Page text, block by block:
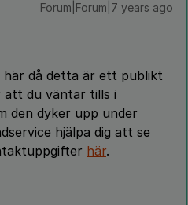
Forum|Forum|7 years ago
då detta är ett publikt
du väntar tills i
den dyker upp under
hjälpa dig att se
här.